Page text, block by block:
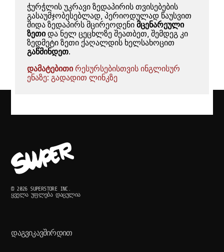
ჭურჭლის უკრავი ზედაპირის თვისებების
გასაუმჯობესებლად, პერიოდულად წაუსვით
შიდა ზედაპირს მცირეოდენიმცენარეული
ზეთიდა ნელ ცეცხლზე შეათბეთ, შემდეგ კი
ზედმეტი ზეთი ქაღალდის ხელსახოცით
გაწმინდეთ.
დამატებითირესურსებისთვის ინგლისურ
ენაზე:გადადით ლინკზე
© 2026 SUPERSTORE INC.
ᲧᲕᲔᲚᲐ ᲣᲤᲚᲔᲑᲐ ᲓᲐᲪᲣᲚᲘᲐ
ᲓᲐᲒᲕᲘᲙᲐᲕᲨᲘᲠᲓᲘᲗ